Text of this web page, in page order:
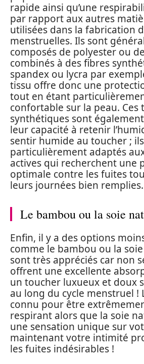
rapide ainsi qu’une
par rapport aux autres
utilisées dans la fabrication
menstruelles. Ils sont
composés de polyester ou
combinés à des fibres
spandex ou lycra par
tissu offre donc une
tout en étant
confortable sur la peau. Ces
synthétiques sont
leur capacité à retenir
sentir humide au toucher ;
particulièrement adaptés
actives qui recherchent une
optimale contre les fuites
leurs journées bien remplies.
Le bambou ou la soie
Enfin, il y a des options
comme le bambou ou la
sont très appréciés car non
offrent une excellente
un toucher luxueux et doux
au long du cycle menstruel !
connu pour être
respirant alors que la soie
une sensation unique sur
maintenant votre intimité
les fuites indésirables !